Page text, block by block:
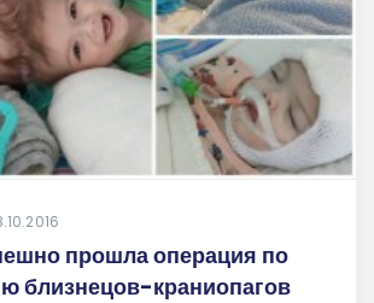
прошла операция по
близнецов-краниопагов